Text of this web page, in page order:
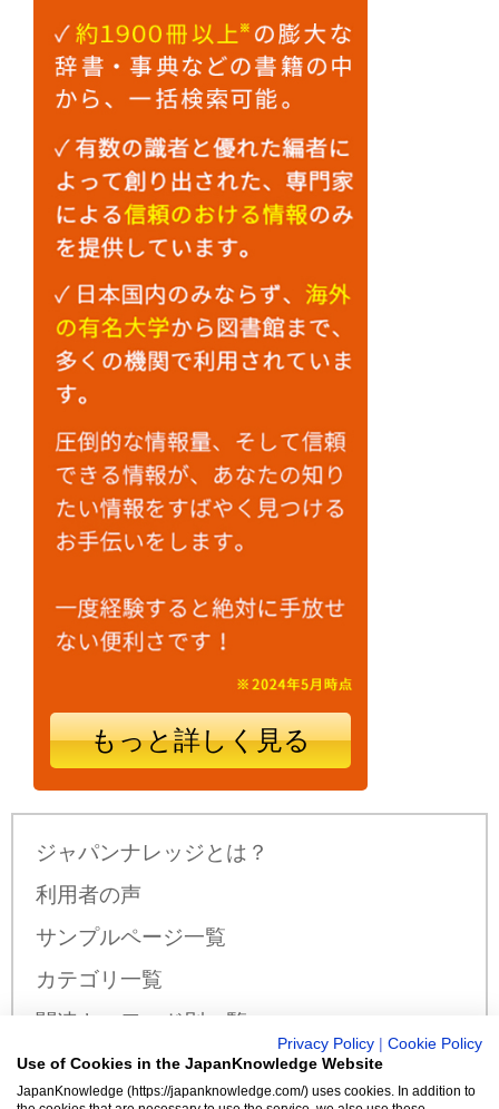
もっと詳しく見る
ジャパンナレッジとは？
利用者の声
サンプルページ一覧
カテゴリ一覧
関連キーワード別一覧
サンプル公開辞書・事典一覧
Privacy Policy
Cookie Policy
Use of Cookies in the JapanKnowledge Website
JapanKnowledge (https://japanknowledge.com/) uses cookies. In addition to